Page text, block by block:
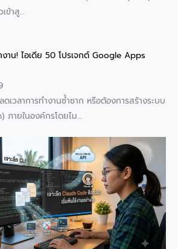
ข้าสู…
าน! ไอเดีย 50 โปรเจกต์ Google Apps
เวลาการทำงานซ้ำซาก หรือต้องการสร้างระบบ
ภายในองค์กรโดยไม…